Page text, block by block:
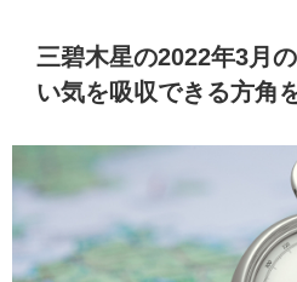
三碧木星の2022年3月
い気を吸収できる方角